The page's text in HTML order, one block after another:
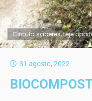
Circula saberes, teje
31 agosto, 2022